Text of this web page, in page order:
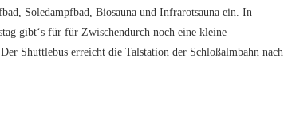
Soledampfbad, Biosauna und Infrarotsauna ein. In
gibt‘s für für Zwischendurch noch eine kleine
Shuttlebus erreicht die Talstation der Schloßalmbahn nach